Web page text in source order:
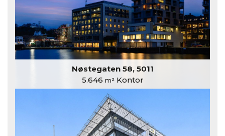
Nøstegaten 58, 5011
5.646 m²Kontor